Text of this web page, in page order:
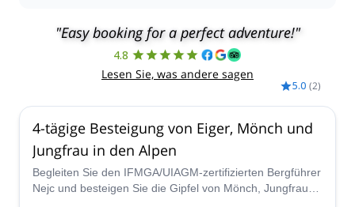
"Easy booking for a perfect adventure!"
4.8
Lesen Sie, was andere sagen
5.0 (2)
4-tägige Besteigung von Eiger, Mönch und
Jungfrau in den Alpen
Begleiten Sie den IFMGA/UIAGM-zertifizierten Bergführer
Nejc und besteigen Sie die Gipfel von Mönch, Jungfrau